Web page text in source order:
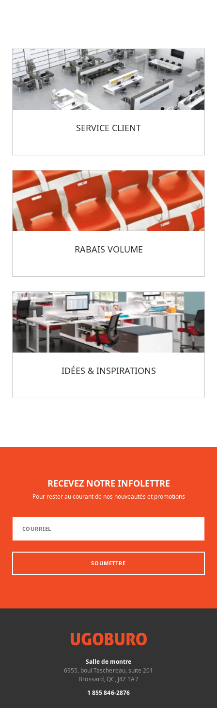
SERVICE CLIENT
RABAIS VOLUME
IDÉES & INSPIRATIONS
RECEVEZ NOTRE INFOLETTRE
Pour rester au courant de nos nouveautés et promotions
SOUMETTRE
Salle de montre
6955, boul Taschereau, suite 201
Brossard, QC, J4Z 1A7
1 855 846-2876